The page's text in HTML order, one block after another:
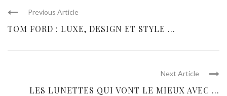
Previous Article
TOM FORD : LUXE, DESIGN ET STYLE ...
Next Article
LES LUNETTES QUI VONT LE MIEUX AVEC ...